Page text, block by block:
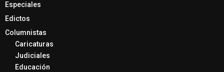
Especiales
Edictos
Columnistas
Caricaturas
Judiciales
Educación